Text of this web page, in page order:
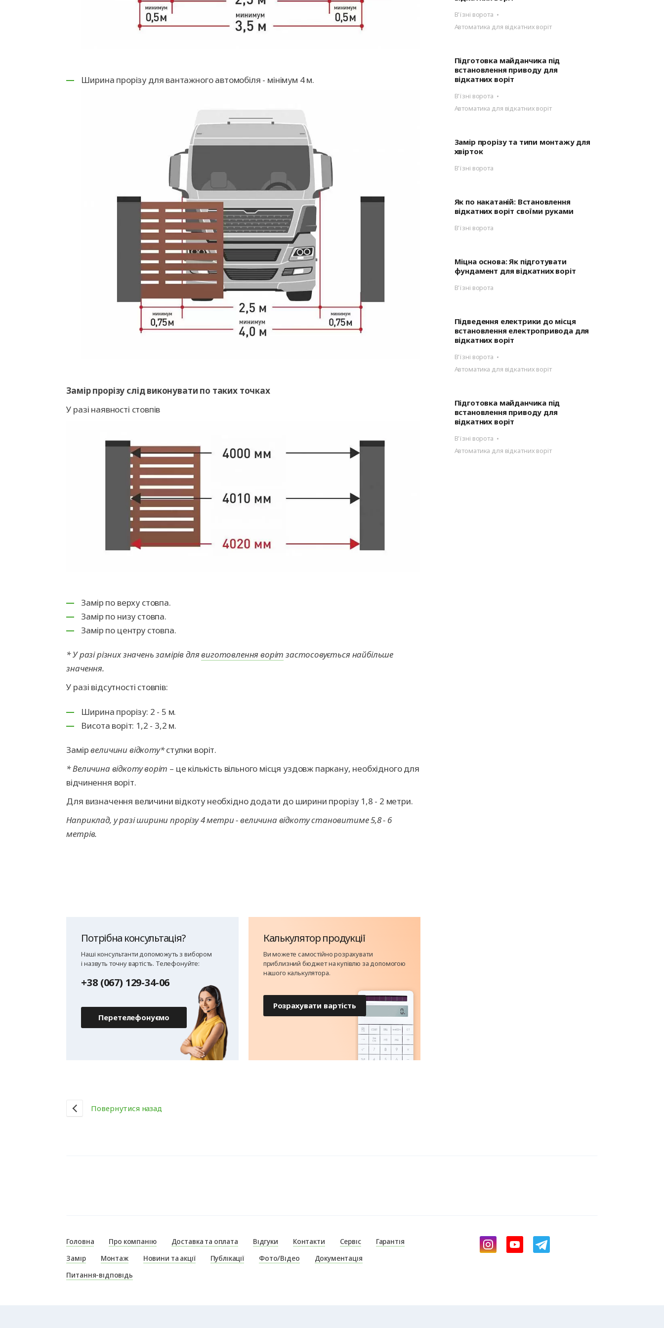
Ширина прорізу для вантажного автомобіля - мінімум 4 м.
Замір прорізу слід виконувати по таких точках
У разі наявності стовпів
Замір по верху стовпа.
Замір по низу стовпа.
Замір по центру стовпа.
* У разі різних значень замірів длявиготовлення воріт застосовується найбільше
значення.
У разі відсутності стовпів:
Ширина прорізу: 2 - 5 м.
Висота воріт: 1,2 - 3,2 м.
Замірвеличини відкоту*стулки воріт.
* Величина відкоту воріт – це кількість вільного місця уздовж паркану, необхідного для
відчинення воріт.
Для визначення величини відкоту необхідно додати до ширини прорізу 1,8 - 2 метри.
Наприклад, у разі ширини прорізу 4 метри - величина відкоту становитиме 5,8 - 6
метрів.
Потрібна консультація?
Наші консультанти допоможуть з вибором
і назвуть точну вартість. Телефонуйте:
+38 (067) 129-34-06
Перетелефонуємо
Калькулятор продукції
Ви можете самостійно розрахувати
приблизний бюджет на купівлю за допомогою
нашого калькулятора.
Розрахувати вартість
Повернутися назад
В'їзні ворота
Автоматика для відкатних воріт
Підготовка майданчика під
встановлення приводу для
відкатних воріт
В'їзні ворота
Автоматика для відкатних воріт
Замір прорізу та типи монтажу для
хвірток
В'їзні ворота
Як по накатаній: Встановлення
відкатних воріт своїми руками
В'їзні ворота
Міцна основа: Як підготувати
фундамент для відкатних воріт
В'їзні ворота
Підведення електрики до місця
встановлення електропривода для
відкатних воріт
В'їзні ворота
Автоматика для відкатних воріт
Підготовка майданчика під
встановлення приводу для
відкатних воріт
В'їзні ворота
Автоматика для відкатних воріт
Головна Про компанію Доставка та оплата Відгуки Контакти Сервіс
Гарантія
Замір
Монтаж Новини та акції Публікації Фото/Відео
Документація
Питання-відповідь